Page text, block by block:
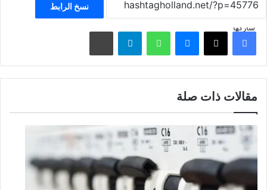
نسخ الرابط
شاركهافيسبوك ‫X ماسنجر واتساب تيلقرام مشاركة عبر البريد
مقالات ذات صلة